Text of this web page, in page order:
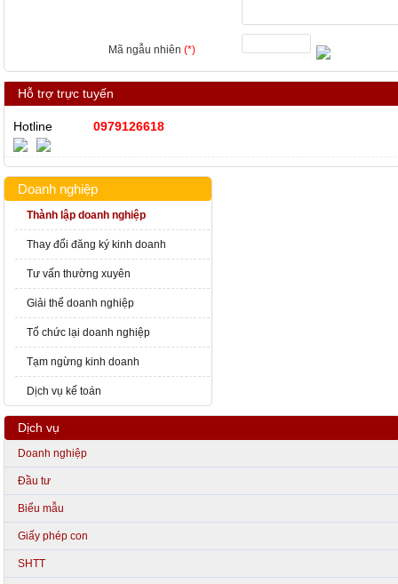
Mã ngẫu nhiên (*)
Hỗ trợ trực tuyến
Hotline 0979126618
Doanh nghiệp
Thành lập doanh nghiệp
Thay đổi đăng ký kinh doanh
Tư vấn thường xuyên
Giải thể doanh nghiệp
Tổ chức lại doanh nghiệp
Tạm ngừng kinh doanh
Dịch vụ kế toán
Dịch vụ
Doanh nghiệp
Đầu tư
Biểu mẫu
Giấy phép con
SHTT